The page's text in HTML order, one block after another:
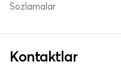
Sozlamalar
Kontaktlar